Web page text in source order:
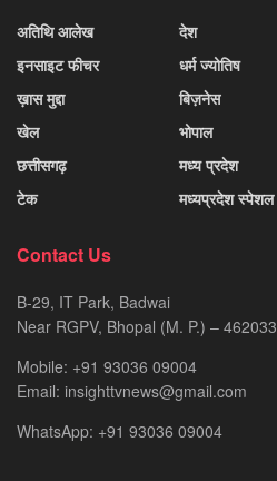
अतिथि आलेख
इनसाइट फीचर
ख़ास मुद्दा
खेल
छत्तीसगढ़
टेक
देश
धर्म ज्योतिष
बिज़नेस
भोपाल
मध्य प्रदेश
मध्यप्रदेश स्पेशल
Contact Us
B-29, IT Park, Badwai
Near RGPV, Bhopal (M. P.) – 462033
Mobile: +91 93036 09004
Email: insighttvnews@gmail.com
WhatsApp: +91 93036 09004